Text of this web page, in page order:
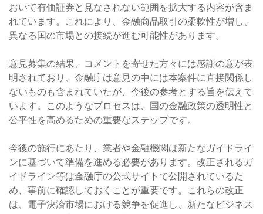
おいて有価証券と見なされない範囲を拡大する内容が含ま
れています。これにより、金融商品取引の柔軟性が増し、
異なる国の市場との接続が進む可能性があります。
意見募集の結果、コメントを寄せた方々には感謝の意が表
明されており、金融庁は意見の中には本案件に直接関係し
ないものも含まれていたが、今後の参考とする旨を伝えて
います。このようなプロセスは、国の金融政策の透明性と
公平性を高めるための重要なステップです。
今後の施行にあたり、業者や金融機関は新たなガイドライ
ンに基づいて準備を進める必要があります。改正されるガ
イドライン等は金融庁の公式サイトで公開されているた
め、事前に確認しておくことが重要です。これらの改正
は、電子決済市場における競争を促進し、新たなビジネス